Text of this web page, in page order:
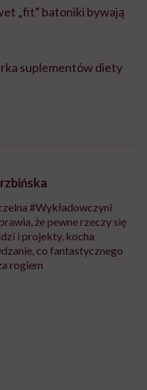
„fit” batoniki bywają
suplementów diety
#Wykładowczyni
że pewne rzeczy się
i projekty, kocha
co fantastycznego
rogiem